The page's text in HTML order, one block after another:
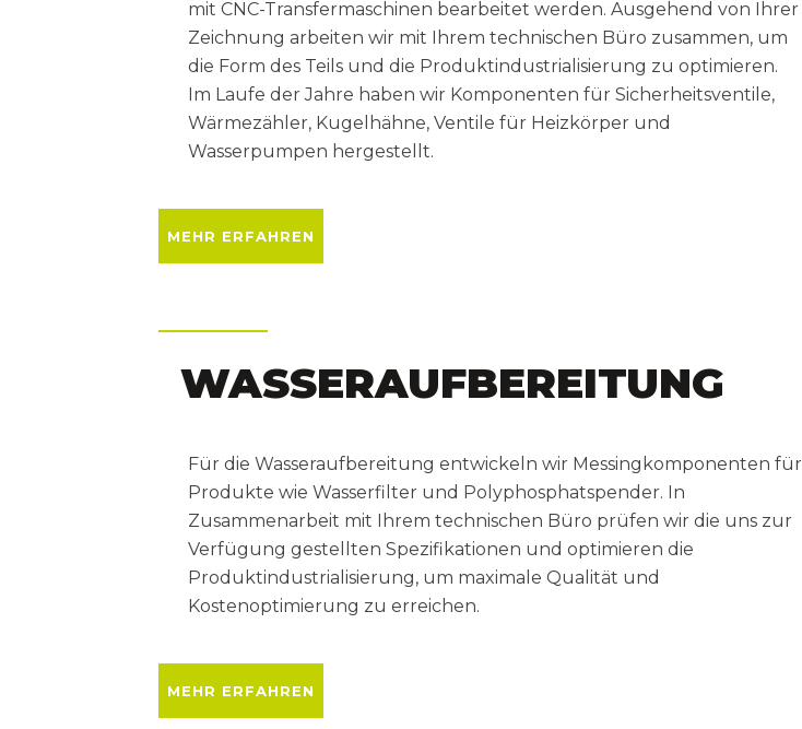
mit CNC-Transfermaschinen bearbeitet werden. Ausgehend von Ihrer
Zeichnung arbeiten wir mit Ihrem technischen Büro zusammen, um
die Form des Teils und die Produktindustrialisierung zu optimieren.
Im Laufe der Jahre haben wir Komponenten für Sicherheitsventile,
Wärmezähler, Kugelhähne, Ventile für Heizkörper und
Wasserpumpen hergestellt.
MEHR ERFAHREN
WASSERAUFBEREITUNG
Für die Wasseraufbereitung entwickeln wir Messingkomponenten für
Produkte wie Wasserfilter und Polyphosphatspender. In
Zusammenarbeit mit Ihrem technischen Büro prüfen wir die uns zur
Verfügung gestellten Spezifikationen und optimieren die
Produktindustrialisierung, um maximale Qualität und
Kostenoptimierung zu erreichen.
MEHR ERFAHREN